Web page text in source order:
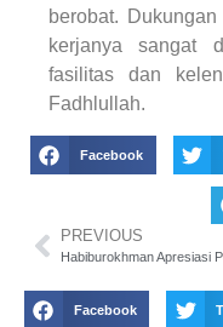
berobat.
kerjanya sangat
fasilitas dan
Fadhlullah.
Facebook
PREVIOUS
Facebook